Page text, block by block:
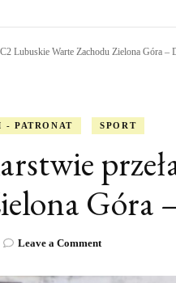
Lubuskie Warte Zachodu Zielona Góra –
PATRONAT SPORT
Góra
Leave a Commenton
Zawody